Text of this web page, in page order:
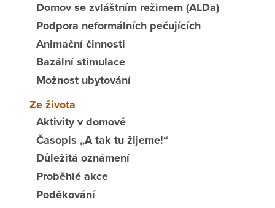
Domov se zvláštním režimem (ALDa)
Podpora neformálních pečujících
Animační činnosti
Bazální stimulace
Možnost ubytování
Ze života
Aktivity v domově
Časopis „A tak tu žijeme!“
Důležitá oznámení
Proběhlé akce
Poděkování